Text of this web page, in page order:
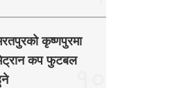
कृष्णपुरमा
कप फुटबल